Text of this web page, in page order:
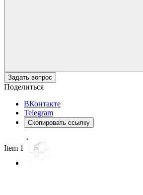
Задать вопрос
Поделиться
ВКонтакте
Telegram
Скопировать ссылку
Item 1 of 2